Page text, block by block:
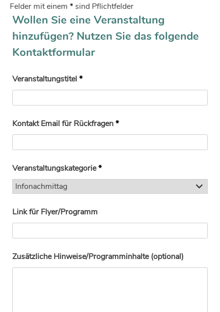
Felder mit einem * sind Pflichtfelder
Wollen Sie eine Veranstaltung
hinzufügen? Nutzen Sie das folgende
Kontaktformular
Veranstaltungstitel*
Kontakt Email für Rückfragen*
Veranstaltungskategorie*
Link für Flyer/Programm
Zusätzliche Hinweise/Programminhalte (optional)